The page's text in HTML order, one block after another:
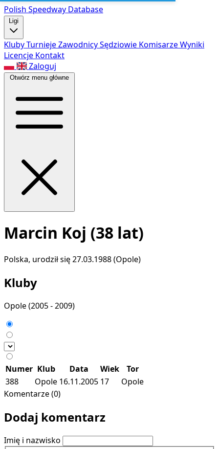
Polish Speedway Database
Ligi
KlubyTurniejeZawodnicySędziowie KomisarzeWyniki
Licencje Kontakt
Zaloguj
Otwórz menu główne
Marcin Koj (38 lat)
Polska, urodził się 27.03.1988 (Opole)
Kluby
Opole(2005 - 2009)
Numer Klub Data Wiek
Tor
388
Opole 16.11.2005 17
Opole
Komentarze (0)
Dodaj komentarz
Imię i nazwisko